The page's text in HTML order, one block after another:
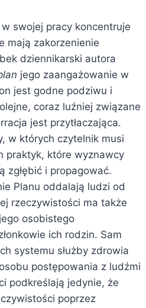
swojej pracy koncentruje
mają zakorzenienie
dziennikarski autora
jego zaangażowanie w
jest godne podziwu i
coraz luźniej związane
jest przytłaczająca.
w których czytelnik musi
praktyk, które wyznawcy
zgłębić i propagować.
Planu oddalają ludzi od
rzeczywistości ma także
osobistego
ich rodzin. Sam
systemu służby zdrowia
postępowania z ludźmi
podkreślają jedynie, że
poprzez